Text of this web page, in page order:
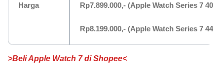
Harga Rp7.899.000,- (Apple Watch Series 7
Rp8.199.000,- (Apple Watch Series 7
>Beli Apple Watch 7 di Shopee<